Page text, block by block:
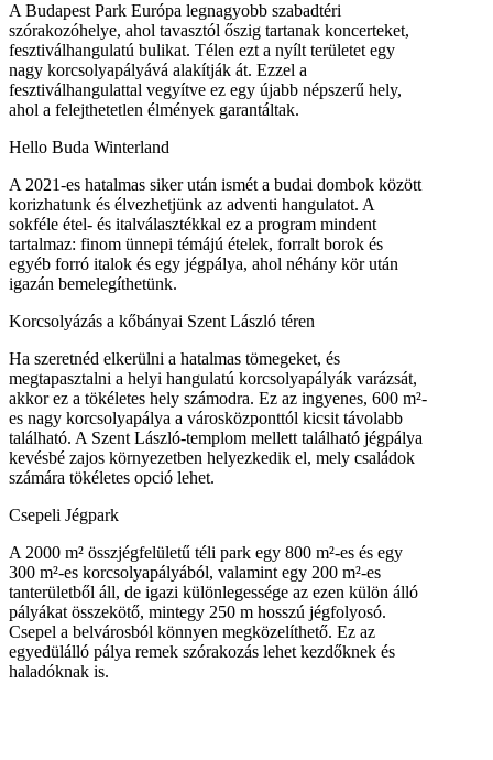
A Budapest Park Európa legnagyobb szabadtéri
szórakozóhelye, ahol tavasztól őszig tartanak koncerteket,
fesztiválhangulatú bulikat. Télen ezt a nyílt területet egy
nagy korcsolyapályává alakítják át. Ezzel a
fesztiválhangulattal vegyítve ez egy újabb népszerű hely,
ahol a felejthetetlen élmények garantáltak.
Hello Buda Winterland
A 2021-es hatalmas siker után ismét a budai dombok között
korizhatunk és élvezhetjünk az adventi hangulatot. A
sokféle étel- és italválasztékkal ez a program mindent
tartalmaz: finom ünnepi témájú ételek, forralt borok és
egyéb forró italok és egy jégpálya, ahol néhány kör után
igazán bemelegíthetünk.
Korcsolyázás a kőbányai Szent László téren
Ha szeretnéd elkerülni a hatalmas tömegeket, és
megtapasztalni a helyi hangulatú korcsolyapályák varázsát,
akkor ez a tökéletes hely számodra. Ez az ingyenes, 600 m²-
es nagy korcsolyapálya a városközponttól kicsit távolabb
található. A Szent László-templom mellett található jégpálya
kevésbé zajos környezetben helyezkedik el, mely családok
számára tökéletes opció lehet.
Csepeli Jégpark
A 2000 m² összjégfelületű téli park egy 800 m²-es és egy
300 m²-es korcsolyapályából, valamint egy 200 m²-es
tanterületből áll, de igazi különlegessége az ezen külön álló
pályákat összekötő, mintegy 250 m hosszú jégfolyosó.
Csepel a belvárosból könnyen megközelíthető. Ez az
egyedülálló pálya remek szórakozás lehet kezdőknek és
haladóknak is.